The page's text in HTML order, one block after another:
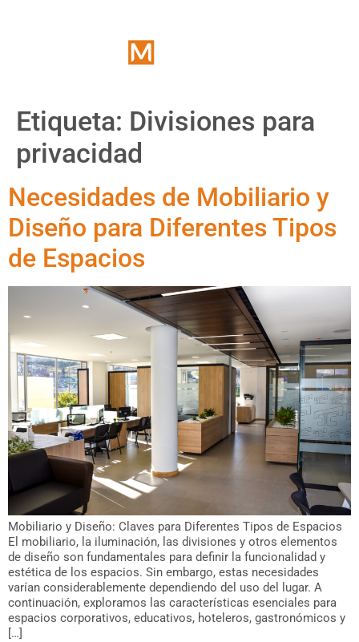
Etiqueta: Divisiones para
privacidad
Necesidades de Mobiliario y
Diseño para Diferentes Tipos
de Espacios
Mobiliario y Diseño: Claves para Diferentes Tipos de Espacios
El mobiliario, la iluminación, las divisiones y otros elementos
de diseño son fundamentales para definir la funcionalidad y
estética de los espacios. Sin embargo, estas necesidades
varían considerablemente dependiendo del uso del lugar. A
continuación, exploramos las características esenciales para
espacios corporativos, educativos, hoteleros, gastronómicos y
[…]